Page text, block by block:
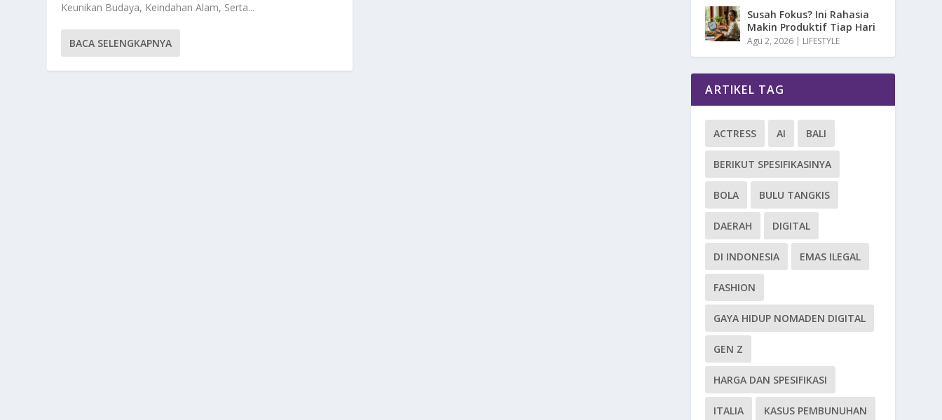
Keunikan Budaya, Keindahan Alam, Serta...
BACA SELENGKAPNYA
Susah Fokus? Ini Rahasia
Makin Produktif Tiap Hari
Agu 2, 2026 | LIFESTYLE
ARTIKEL TAG
ACTRESS AI BALI
BERIKUT SPESIFIKASINYA
BOLA BULU TANGKIS
DAERAH DIGITAL
DI INDONESIA EMAS ILEGAL
FASHION
GAYA HIDUP NOMADEN DIGITAL
GEN Z
HARGA DAN SPESIFIKASI
ITALIA KASUS PEMBUNUHAN